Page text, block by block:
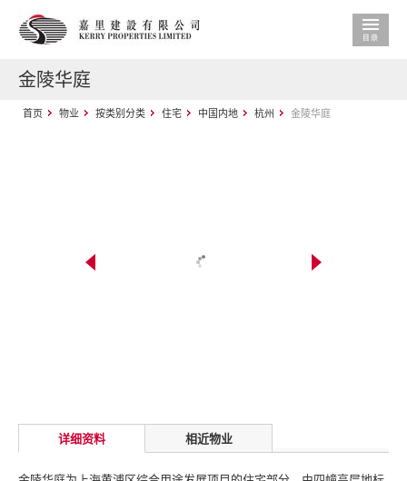
金陵华庭
首页 物业 按类别分类 住宅 中国内地 杭州 金陵华庭
详细资料 相近物业